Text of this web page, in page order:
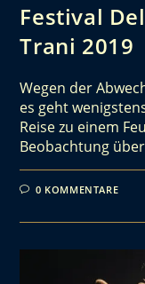
Festival
Trani 2019
Wegen der
es geht
Reise zu einem
Beobachtung
0 KOMMENTARE